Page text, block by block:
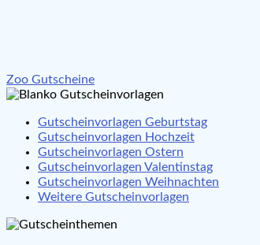
Beitragsnavigation
Zoo Gutscheine
Gutscheinvorlagen Geburtstag
Gutscheinvorlagen Hochzeit
Gutscheinvorlagen Ostern
Gutscheinvorlagen Valentinstag
Gutscheinvorlagen Weihnachten
Weitere Gutscheinvorlagen